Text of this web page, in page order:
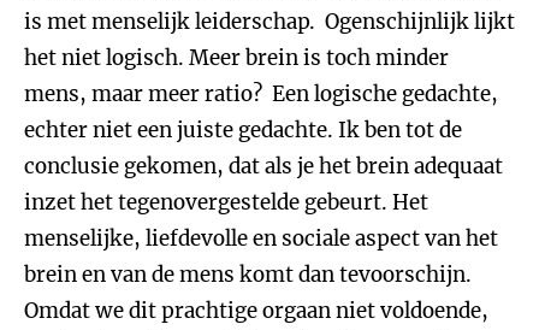
is met menselijk leiderschap. Ogenschijnlijk lijkt
het niet logisch. Meer brein is toch minder
mens, maar meer ratio? Een logische gedachte,
echter niet een juiste gedachte. Ik ben tot de
conclusie gekomen, dat als je het brein adequaat
inzet het tegenovergestelde gebeurt. Het
menselijke, liefdevolle en sociale aspect van het
brein en van de mens komt dan tevoorschijn.
Omdat we dit prachtige orgaan niet voldoende,